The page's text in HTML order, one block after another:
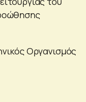
Οργανισμός